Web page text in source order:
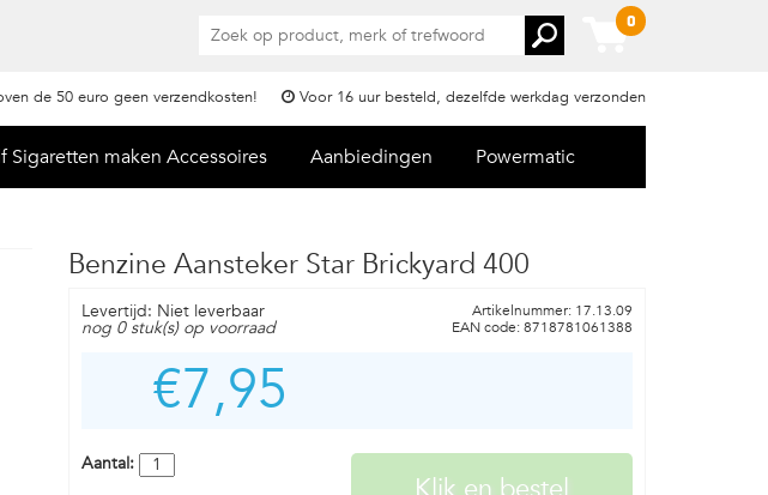
0
Voor 16 uur besteld, dezelfde werkdag verzonden
de 50 euro geen verzendkosten!
Sigaretten maken Accessoires Aanbiedingen Powermatic
Benzine Aansteker Star Brickyard 400
Levertijd: Niet leverbaar
Artikelnummer: 17.13.09
EAN code: 8718781061388
nog 0 stuk(s) op voorraad
€7,95
Aantal: